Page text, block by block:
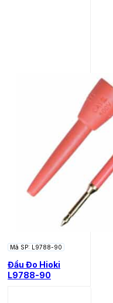
Mã SP: L9788-90
Đầu Đo Hioki
L9788-90